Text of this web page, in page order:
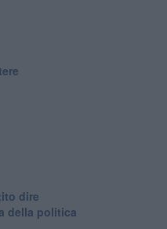
dire
della politica